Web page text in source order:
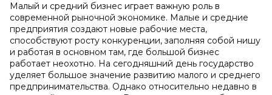
Малый и средний бизнес играет важную роль в
современной рыночной экономике. Малые и средние
предприятия создают новые рабочие места,
способствуют росту конкуренции, заполняя собой нишу
и работая в основном там, где большой бизнес
работает неохотно. На сегодняшний день государство
уделяет большое значение развитию малого и среднего
предпринимательства. Однако относительно недавно в